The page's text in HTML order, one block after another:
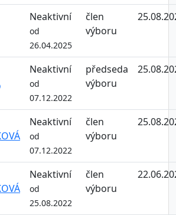
Neaktivní
od
26.04.2025
člen
výboru
Neaktivní
od
07.12.2022
předseda
výboru
Neaktivní
od
07.12.2022
člen
výboru
Neaktivní
od
25.08.2022
člen
výboru